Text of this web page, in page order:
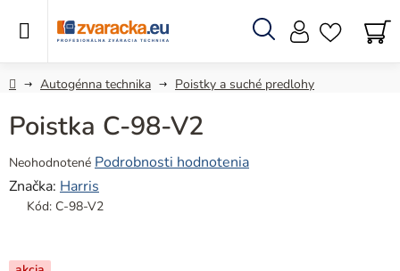
Hľadať
DomovAutogénna technika Poistky a suché predlohy
Poistka C-98-V2
Priemerné
hodnotenie
produktu
z
Neohodnotené Podrobnosti hodnotenia
Značka: Harris
Kód: C-98-V2